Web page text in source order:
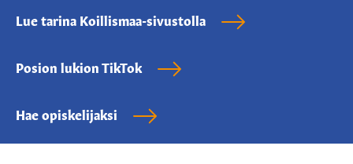
Lue tarina Koillismaa-sivustolla
Posion lukion TikTok
Hae opiskelijaksi